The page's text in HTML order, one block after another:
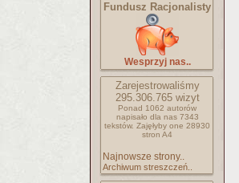
Fundusz Racjonalisty
Wesprzyj nas..
Zarejestrowaliśmy
295.306.765wizyt
Ponad 1062 autorów
napisało dla nas 7343
tekstów. Zajęłyby one 28930
stron A4
Najnowsze strony..
Archiwum streszczeń..